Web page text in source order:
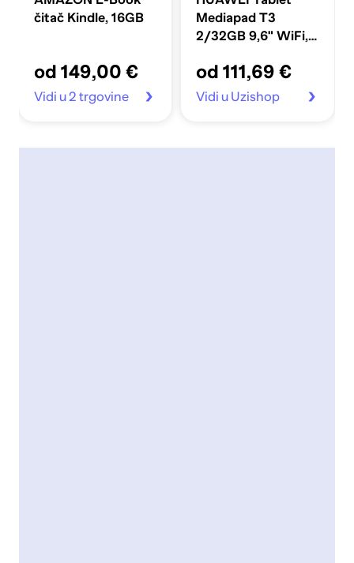
čitač Kindle, 16GB
od 149,00 €
Vidi u 2 trgovine
Mediapad T3
2/32GB 9,6" WiFi,
od 111,69 €
Vidi u Uzishop